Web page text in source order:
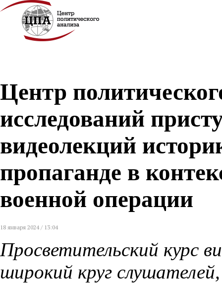
Центр
исследований
видеолекций
пропаганде в
военной операции
18 января 2024 / 13:04
Просветительский курс
широкий круг